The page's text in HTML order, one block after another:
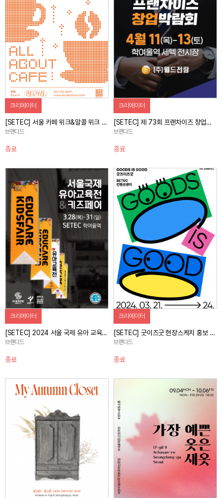
자세히 보기
크리에이터
[SETEC] 서울 카페 위크&알콜 위크 사전홍보 캠페인
브랜디드
종료
자세히 보기
크리에이터
[SETEC] 제 73회 프랜차이즈 창업박람회 2024 SETEC 사전홍보 캠페인
브랜디드
종료
자세히 보기
크리에이터
[SETEC] 2024 서울 국제 유아 교육전&키즈페어 현장스케치 홍보 캠페인
브랜디드
종료
자세히 보기
크리에이터
[SETEC] 굿이즈굿 현장스케치 홍보 캠페인
브랜디드
종료
자세히 보기 자세히 보기